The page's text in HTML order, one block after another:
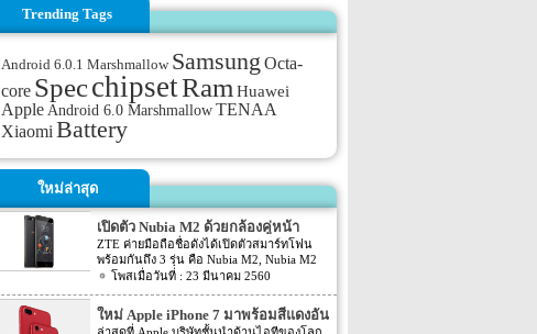
Trending Tags
Android 6.0.1 Marshmallow Samsung Octa-
core SpecchipsetRam Huawei
Apple Android 6.0 MarshmallowTENAA
Xiaomi Battery
ใหม่ล่าสุด
เปิดตัว Nubia M2 ด้วยกล้องคู่หน้า
ZTE ค่ายมือถือชื่อดังได้เปิดตัวสมาร์ทโฟน
พร้อมกันถึง 3 รุ่น คือ Nubia M2, Nubia M2
Lite และ Nubia N2 ซึ่งแต่ละรุ่นก็มีความน่า
นี้เราจะมารีวิวให้ท่านได้รู้จักกับ Nubia M2
ที่มีจุดขายตรงกล้องหน้าที่มาเป็นคู่ นอกจาก
23 มีนาคม 2560
ใหม่ Apple iPhone 7 มาพร้อมสีแดงอัน
ล่าสุดที่ Apple บริษัทชั้นนำด้านไอทีของโลก